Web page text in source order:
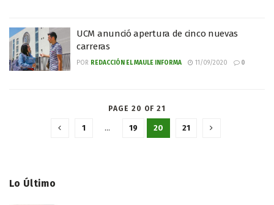
UCM anunció apertura de cinco nuevas
carreras
POR REDACCIÓN EL MAULE INFORMA 11/09/2020 0
PAGE 20 OF 21
1 … 19 20 21
Lo Último